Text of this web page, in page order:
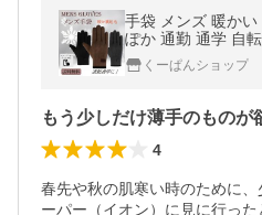
手袋 メンズ 暖かい
ぽか 通勤 通学 自
おしゃれ
くーぱんショップ
もう少しだけ薄手のものが
4
春先や秋の肌寒い時のために
ーパー（イオン）に見に行っ